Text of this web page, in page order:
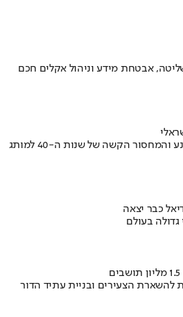
אבטחת מידע וניהול אקלים חכם
איך אסם הפכה את תקופת הצנע והמחסור הקשה של שנות ה-40 למותג
כבר יצאה
בעולם
להשארת הצעירים ובניית עתיד הדור